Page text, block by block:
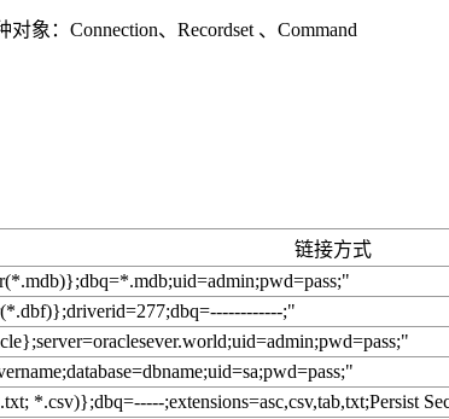
象：Connection、Recordset 、Command
链接方式
;"
*.csv)};dbq=-----;extensions=asc,csv,tab,txt;Persist